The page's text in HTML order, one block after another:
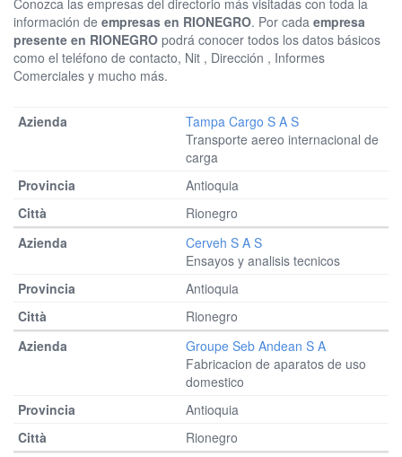
Conozca las empresas del directorio más visitadas con toda la
información de empresas en RIONEGRO. Por cada empresa
presente en RIONEGRO podrá conocer todos los datos básicos
como el teléfono de contacto, Nit , Dirección , Informes
Comerciales y mucho más.
Tampa Cargo S A S
Transporte aereo internacional de
carga
Antioquia
Rionegro
Cerveh S A S
Ensayos y analisis tecnicos
Antioquia
Rionegro
Groupe Seb Andean S A
Fabricacion de aparatos de uso
domestico
Antioquia
Rionegro